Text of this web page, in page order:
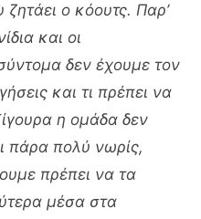
ζητάει ο κόουτς. Παρ’
και οι
δεν έχουμε τον
και τι πρέπει να
η ομάδα δεν
πάρα πολύ νωρίς,
πρέπει να τα
μέσα στα